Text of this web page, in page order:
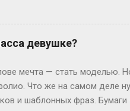
52 штуки. Но тут же мозг
году, сдвигая старт.
Вот и вся магия. А если
Теперь вопрос:
в субботу. Тогда лишние
девушке?
мечта — стать моделью.
Что же на самом деле
и шаблонных фраз.